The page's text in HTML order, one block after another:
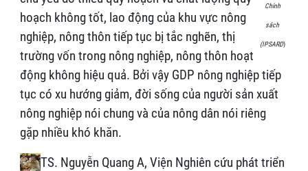
Chính
sách
(IPSARD)
hoạch không tốt, lao động của khu vực nông
nghiệp, nông thôn tiếp tục bị tắc nghẽn, thị
trường vốn trong nông nghiệp, nông thôn hoạt
động không hiệu quả. Bởi vậy GDP nông nghiệp tiếp
tục có xu hướng giảm, đời sống của người sản xuất
nông nghiệp nói chung và của nông dân nói riêng
gặp nhiều khó khăn.
TS. Nguyễn Quang A, Viện Nghiên cứu phát triển